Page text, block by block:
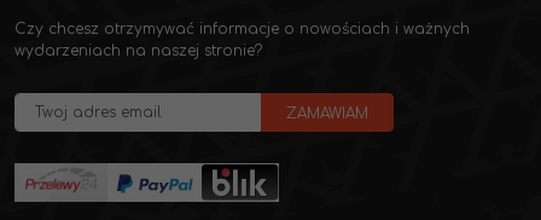
Czy chcesz otrzymywać informacje o nowościach i ważnych
wydarzeniach na naszej stronie?